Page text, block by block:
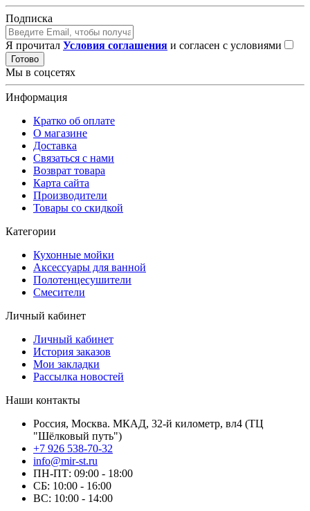
Подписка
Я прочитал Условия соглашения и согласен с условиями
Готово
Мы в соцсетях
Информация
Кратко об оплате
О магазине
Доставка
Связаться с нами
Возврат товара
Карта сайта
Производители
Товары со скидкой
Категории
Кухонные мойки
Аксессуары для ванной
Полотенцесушители
Смесители
Личный кабинет
Личный кабинет
История заказов
Мои закладки
Рассылка новостей
Наши контакты
Россия, Москва. МКАД, 32-й километр, вл4 (ТЦ
"Шёлковый путь")
+7 926 538-70-32
info@mir-st.ru
ПН-ПТ: 09:00 - 18:00
СБ: 10:00 - 16:00
ВС: 10:00 - 14:00